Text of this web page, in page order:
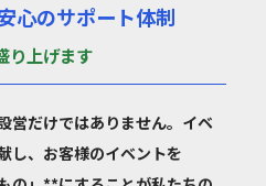
心のサポート体制
り上げます
営だけではありません。イベ
し、お客様のイベントを